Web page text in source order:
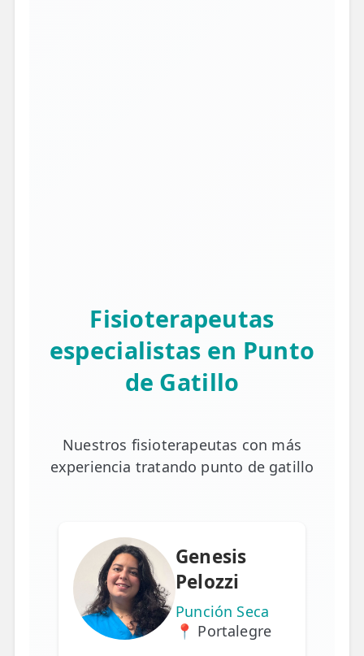
Fisioterapeutas
especialistas en Punto
de Gatillo
Nuestros fisioterapeutas con más
experiencia tratando punto de gatillo
Genesis
Pelozzi
Punción Seca
📍 Portalegre